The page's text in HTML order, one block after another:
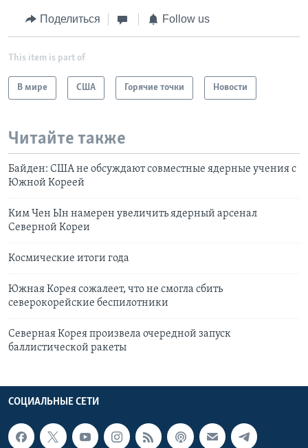
Поделиться Follow us
This item is part of
В мире США Горячие точки Новости
Читайте также
Байден: США не обсуждают совместные ядерные учения с
Южной Кореей
Ким Чен Ын намерен увеличить ядерный арсенал
Северной Кореи
Космические итоги года
Южная Корея сожалеет, что не смогла сбить
северокорейские беспилотники
Северная Корея произвела очередной запуск
баллистической ракеты
СОЦИАЛЬНЫЕ СЕТИ